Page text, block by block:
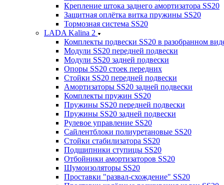
Крепление штока заднего амортизатора SS20
Защитная оплётка витка пружины SS20
Тормозная система SS20
LADA Kalina 2
Комплекты подвески SS20 в разобранном
Модули SS20 передней подвески
Модули SS20 задней подвески
Опоры SS20 стоек передних
Стойки SS20 передней подвески
Амортизаторы SS20 задней подвески
Комплекты пружин SS20
Пружины SS20 передней подвески
Пружины SS20 задней подвески
Рулевое управление SS20
Сайлентблоки полиуретановые SS20
Стойки стабилизатора SS20
Подшипники ступицы SS20
Отбойники амортизаторов SS20
Шумоизоляторы SS20
Проставки "развал-схождение" SS20